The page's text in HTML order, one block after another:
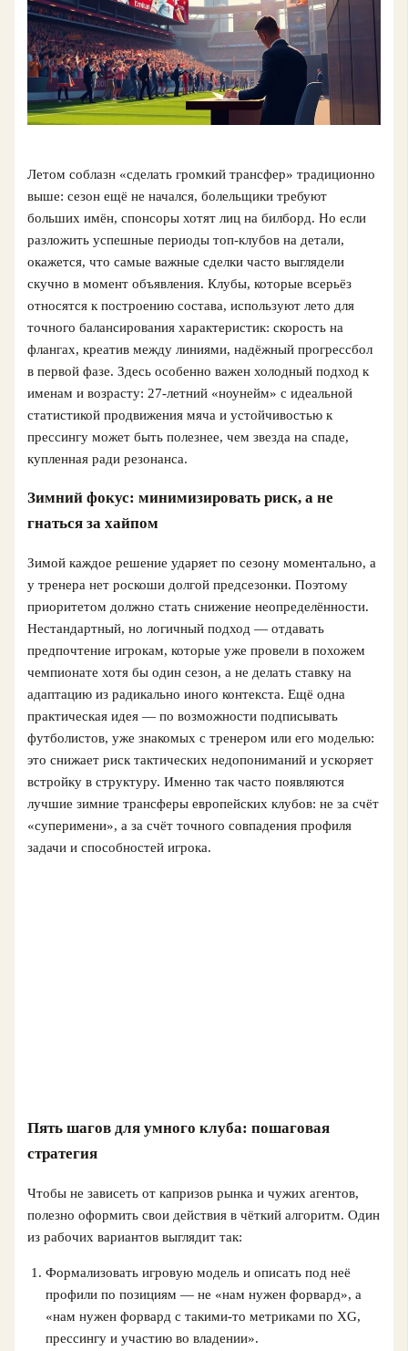
Летом соблазн «сделать громкий трансфер» традиционно
выше: сезон ещё не начался, болельщики требуют
больших имён, спонсоры хотят лиц на билборд. Но если
разложить успешные периоды топ-клубов на детали,
окажется, что самые важные сделки часто выглядели
скучно в момент объявления. Клубы, которые всерьёз
относятся к построению состава, используют лето для
точного балансирования характеристик: скорость на
флангах, креатив между линиями, надёжный прогрессбол
в первой фазе. Здесь особенно важен холодный подход к
именам и возрасту: 27-летний «ноунейм» с идеальной
статистикой продвижения мяча и устойчивостью к
прессингу может быть полезнее, чем звезда на спаде,
купленная ради резонанса.
Зимний фокус: минимизировать риск, а не
гнаться за хайпом
Зимой каждое решение ударяет по сезону моментально, а
у тренера нет роскоши долгой предсезонки. Поэтому
приоритетом должно стать снижение неопределённости.
Нестандартный, но логичный подход — отдавать
предпочтение игрокам, которые уже провели в похожем
чемпионате хотя бы один сезон, а не делать ставку на
адаптацию из радикально иного контекста. Ещё одна
практическая идея — по возможности подписывать
футболистов, уже знакомых с тренером или его моделью:
это снижает риск тактических недопониманий и ускоряет
встройку в структуру. Именно так часто появляются
лучшие зимние трансферы европейских клубов: не за счёт
«суперимени», а за счёт точного совпадения профиля
задачи и способностей игрока.
Пять шагов для умного клуба: пошаговая
стратегия
Чтобы не зависеть от капризов рынка и чужих агентов,
полезно оформить свои действия в чёткий алгоритм. Один
из рабочих вариантов выглядит так:
Формализовать игровую модель и описать под неё
профили по позициям — не «нам нужен форвард», а
«нам нужен форвард с такими‑то метриками по XG,
прессингу и участию во владении».